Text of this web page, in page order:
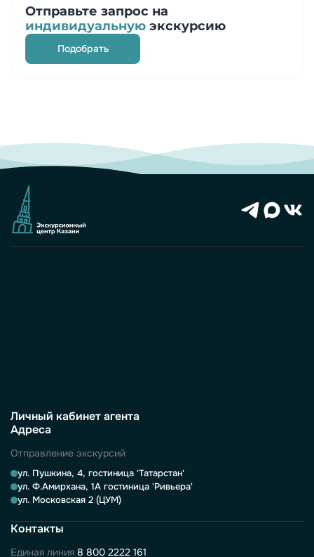
Отправьте запрос на
индивидуальную экскурсию
Подобрать
Личный кабинет агента
Адреса
Отправление экскурсий
ул. Пушкина, 4, гостиница 'Татарстан'
ул. Ф.Амирхана, 1А гостиница 'Ривьера'
ул. Московская 2 (ЦУМ)
Контакты
Единая линия 8 800 2222 161